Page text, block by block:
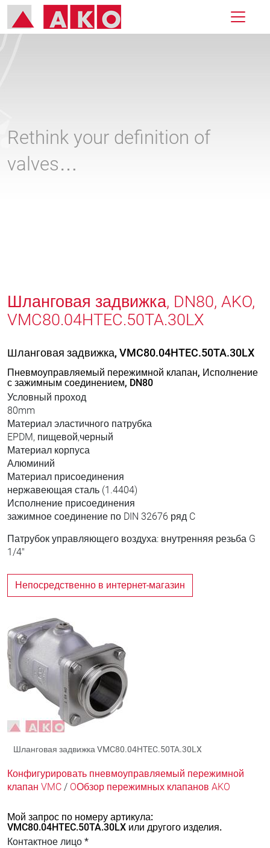
Rethink your definition of
valves…
Шланговая задвижка, DN80, AKO,
VMC80.04HTEC.50TA.30LX
Шланговая задвижка, VMC80.04HTEC.50TA.30LX
Пневмоуправляемый пережимной клапан, Исполнение
с зажимным соединением, DN80
Условный проход
80mm
Материал эластичного патрубка
EPDM, пищевой,черный
Материал корпуса
Алюминий
Материал присоединения
нержавеющая сталь (1.4404)
Исполнение присоединения
зажимное соединение по DIN 32676 ряд C
Патрубок управляющего воздуха: внутренняя резьба G
1/4"
Непосредственно в интернет-магазин
Шланговая задвижка VMC80.04HTEC.50TA.30LX
Конфигурировать пневмоуправляемый пережимной
клапан VMC / OОбзор пережимных клапанов AKO
Мой запрос по номеру артикула:
VMC80.04HTEC.50TA.30LX или другого изделия.
Контактное лицо *